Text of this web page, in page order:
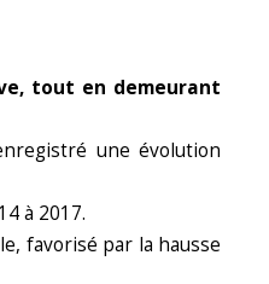
tout en demeurant
une évolution
à 2017.
favorisé par la hausse